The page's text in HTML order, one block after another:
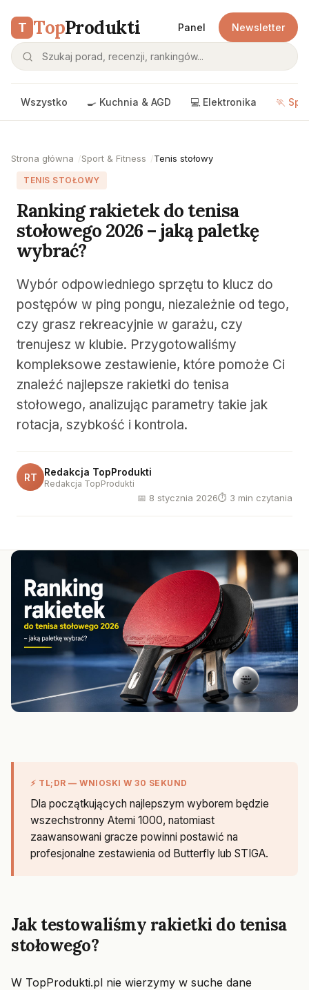
T TopProdukti Panel Newsletter
Wszystko 🍳 Kuchnia & AGD 💻 Elektronika 🏃
Strona główna Sport & Fitness Tenis stołowy
TENIS STOŁOWY
Ranking rakietek do tenisa
stołowego 2026 – jaką paletkę
wybrać?
Wybór odpowiedniego sprzętu to klucz do
postępów w ping pongu, niezależnie od tego,
czy grasz rekreacyjnie w garażu, czy
trenujesz w klubie. Przygotowaliśmy
kompleksowe zestawienie, które pomoże Ci
znaleźć najlepsze rakietki do tenisa
stołowego, analizując parametry takie jak
rotacja, szybkość i kontrola.
RT Redakcja TopProdukti
Redakcja TopProdukti
📅 8 stycznia 2026⏱ 3 min czytania
⚡ TL;DR — WNIOSKI W 30 SEKUND
Dla początkujących najlepszym wyborem będzie
wszechstronny Atemi 1000, natomiast
zaawansowani gracze powinni postawić na
profesjonalne zestawienia od Butterfly lub STIGA.
Jak testowaliśmy rakietki do tenisa
stołowego?
W TopProdukti.pl nie wierzymy w suche dane